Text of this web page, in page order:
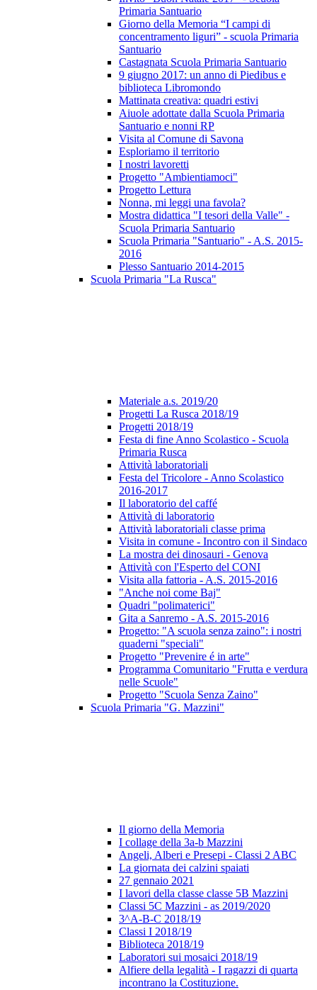
Primaria Santuario
Giorno della Memoria “I campi di
concentramento liguri” - scuola Primaria
Santuario
Castagnata Scuola Primaria Santuario
9 giugno 2017: un anno di Piedibus e
biblioteca Libromondo
Mattinata creativa: quadri estivi
Aiuole adottate dalla Scuola Primaria
Santuario e nonni RP
Visita al Comune di Savona
Esploriamo il territorio
I nostri lavoretti
Progetto "Ambientiamoci"
Progetto Lettura
Nonna, mi leggi una favola?
Mostra didattica "I tesori della Valle" -
Scuola Primaria Santuario
Scuola Primaria "Santuario" - A.S. 2015-
2016
Plesso Santuario 2014-2015
Scuola Primaria "La Rusca"
Materiale a.s. 2019/20
Progetti La Rusca 2018/19
Progetti 2018/19
Festa di fine Anno Scolastico - Scuola
Primaria Rusca
Attività laboratoriali
Festa del Tricolore - Anno Scolastico
2016-2017
Il laboratorio del caffé
Attività di laboratorio
Attività laboratoriali classe prima
Visita in comune - Incontro con il Sindaco
La mostra dei dinosauri - Genova
Attività con l'Esperto del CONI
Visita alla fattoria - A.S. 2015-2016
"Anche noi come Baj"
Quadri "polimaterici"
Gita a Sanremo - A.S. 2015-2016
Progetto: "A scuola senza zaino": i nostri
quaderni "speciali"
Progetto "Prevenire é in arte"
Programma Comunitario "Frutta e verdura
nelle Scuole"
Progetto "Scuola Senza Zaino"
Scuola Primaria "G. Mazzini"
Il giorno della Memoria
I collage della 3a-b Mazzini
Angeli, Alberi e Presepi - Classi 2 ABC
La giornata dei calzini spaiati
27 gennaio 2021
I lavori della classe classe 5B Mazzini
Classi 5C Mazzini - as 2019/2020
3^A-B-C 2018/19
Classi I 2018/19
Biblioteca 2018/19
Laboratori sui mosaici 2018/19
Alfiere della legalità - I ragazzi di quarta
incontrano la Costituzione.